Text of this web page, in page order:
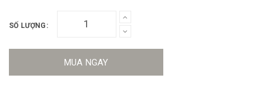
SỐ LƯỢNG:
MUA NGAY